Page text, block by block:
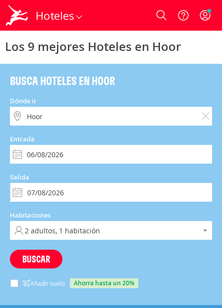
Hoteles Login
Los 9 mejores Hoteles en Hoor
BUSCA HOTELES EN HOOR
Dónde ir
Entrada
Salida
Habitaciones
BUSCAR
Añadir vuelo ahorra hasta un 20%